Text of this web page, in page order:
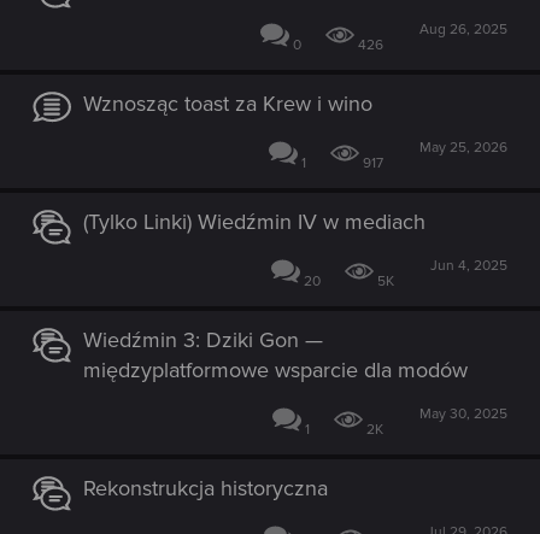
0 426
Aug 26, 2025
Wznosząc toast za Krew i wino
1 917
May 25, 2026
(Tylko Linki) Wiedźmin IV w mediach
20 5K
Jun 4, 2025
Wiedźmin 3: Dziki Gon —
międzyplatformowe wsparcie dla modów
1 2K
May 30, 2025
Rekonstrukcja historyczna